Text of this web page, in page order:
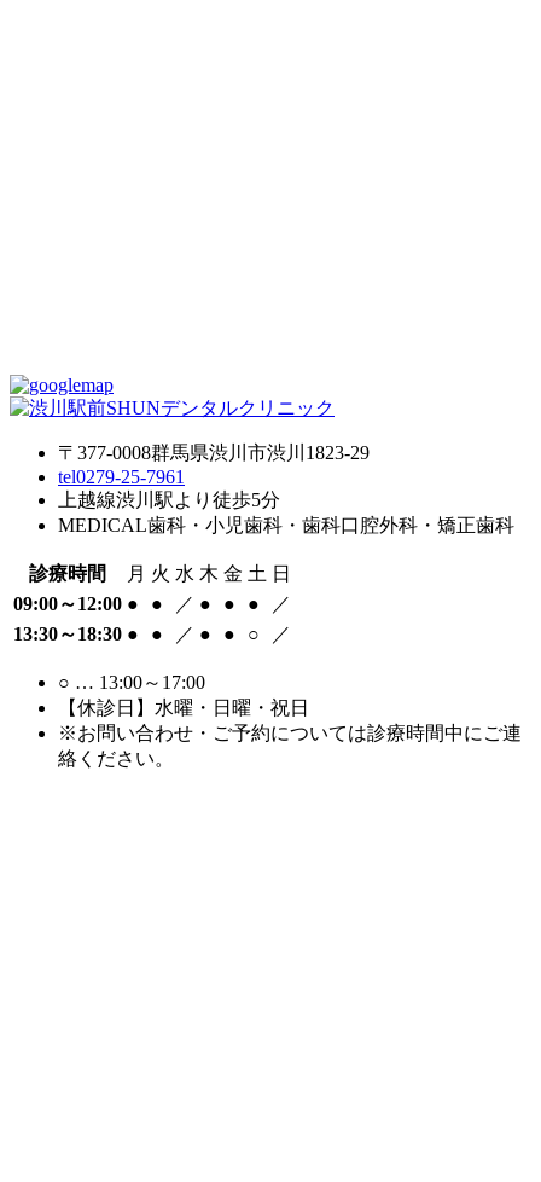
〒377-0008群馬県渋川市渋川1823-29
tel0279-25-7961
上越線渋川駅より徒歩5分
MEDICAL歯科・小児歯科・歯科口腔外科・矯正歯科
診療時間 月 火 水 木 金 土 日
09:00～12:00 ● ● ／ ● ● ●
／
13:30～18:30 ● ● ／ ● ● ○ ／
○ … 13:00～17:00
【休診日】水曜・日曜・祝日
※お問い合わせ・ご予約については診療時間中にご連
絡ください。